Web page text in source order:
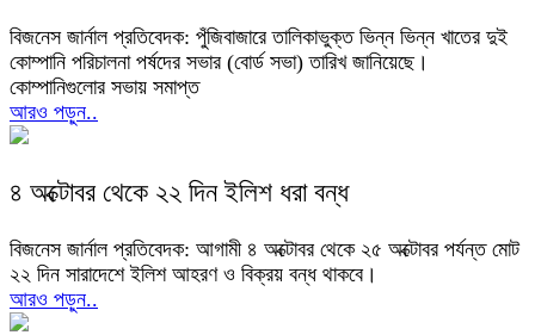
বিজনেস জার্নাল প্রতিবেদক: পুঁজিবাজারে তালিকাভুক্ত ভিন্ন ভিন্ন খাতের দুই
কোম্পানি পরিচালনা পর্ষদের সভার (বোর্ড সভা) তারিখ জানিয়েছে।
কোম্পানিগুলোর সভায় সমাপ্ত
আরও পড়ুন..
৪ অক্টোবর থেকে ২২ দিন ইলিশ ধরা বন্ধ
বিজনেস জার্নাল প্রতিবেদক: আগামী ৪ অক্টোবর থেকে ২৫ অক্টোবর পর্যন্ত মোট
২২ দিন সারাদেশে ইলিশ আহরণ ও বিক্রয় বন্ধ থাকবে।
আরও পড়ুন..